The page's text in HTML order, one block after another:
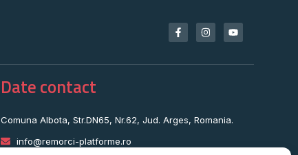
Date contact
Comuna Albota, Str.DN65, Nr.62, Jud. Arges, Romania.
info@remorci-platforme.ro